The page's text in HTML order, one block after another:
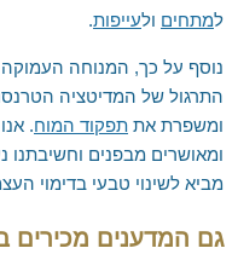
למתחים ולעייפות.
נוסף על כך, המנוחה העמוקה
התרגול של המדיטציה
ומשפרת את תפקוד המוח.
ומאושרים מבפנים וחשיבתנו
מביא לשינוי טבעי בדימוי
גם המדענים מכירים